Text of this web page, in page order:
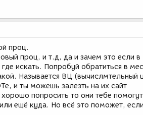
проц.
проц, и т.д, да и зачем это если в
искать. Попробуй обратиться в
Называется ВЦ (вычислмтельный
и ты можешь залезть на их сайт
попросить то они тебе
ещё куда. Но всё это поможет,